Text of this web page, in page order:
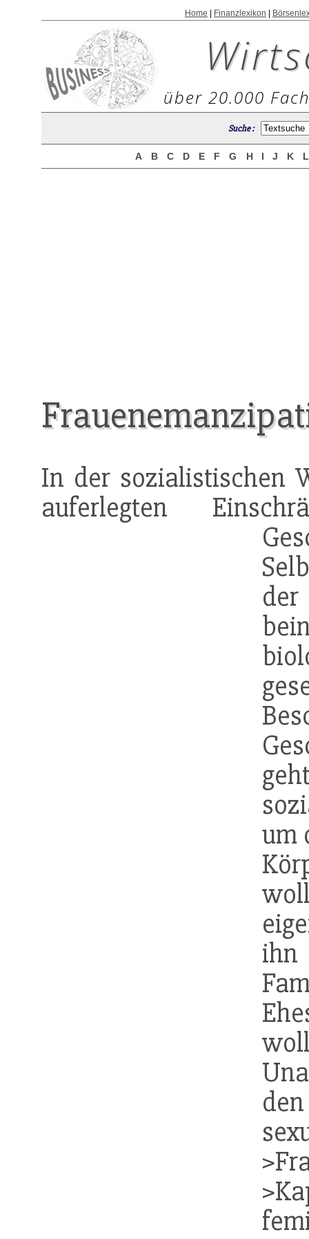
Home Finanzlexikon
über 20.000
Suche :
A B C D E F G H I J K
In der sozialistischen
auferlegten
um